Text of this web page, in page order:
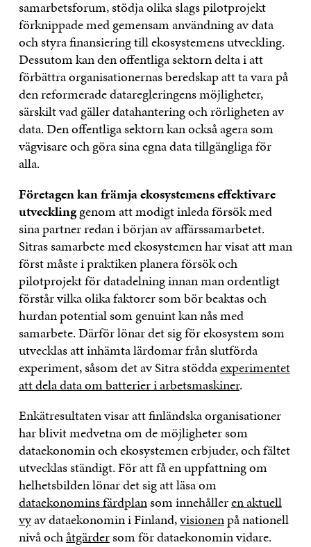
samarbetsforum, stödja olika slags pilotprojekt
förknippade med gemensam användning av data
och styra finansiering till ekosystemens utveckling.
Dessutom kan den offentliga sektorn delta i att
förbättra organisationernas beredskap att ta vara på
den reformerade dataregleringens möjligheter,
särskilt vad gäller datahantering och rörligheten av
data. Den offentliga sektorn kan också agera som
vägvisare och göra sina egna data tillgängliga för
alla.
Företagen kan främja ekosystemens effektivare
utvecklinggenom att modigt inleda försök med
sina partner redan i början av affärssamarbetet.
Sitras samarbete med ekosystemen har visat att man
först måste i praktiken planera försök och
pilotprojekt för datadelning innan man ordentligt
förstår vilka olika faktorer som bör beaktas och
hurdan potential som genuint kan nås med
samarbete. Därför lönar det sig för ekosystem som
utvecklas att inhämta lärdomar från slutförda
experiment, såsom det av Sitra stöddaexperimentet
att dela data om batterier i arbetsmaskiner.
Enkätresultaten visar att finländska organisationer
har blivit medvetna om de möjligheter som
dataekonomin och ekosystemen erbjuder, och fältet
utvecklas ständigt. För att få en uppfattning om
helhetsbilden lönar det sig att läsa om
dataekonomins färdplansom innehålleren aktuell
vyav dataekonomin i Finland,visionenpå nationell
nivå ochåtgärdersom för dataekonomin vidare.